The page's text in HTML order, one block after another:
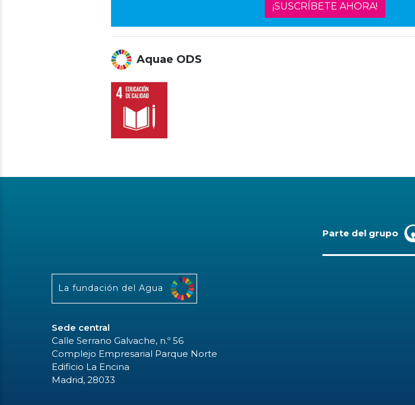
¡SUSCRÍBETE AHORA!
Aquae ODS
Parte del grupo
La fundación del Agua
Sede central
Calle Serrano Galvache, n.º 56
Complejo Empresarial Parque Norte
Edificio La Encina
Madrid, 28033